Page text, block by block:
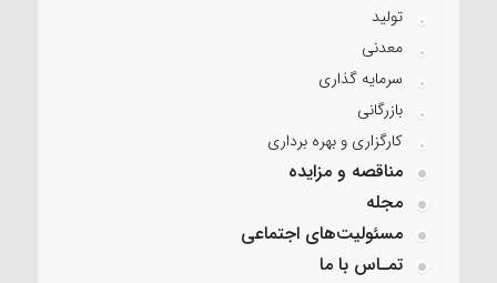
تولید
معدنی
سرمایه گذاری
بازرگانی
کارگزاری و بهره برداری
مناقصه و مزایده
مجله
مسئولیت‌های اجتماعی
تمـاس با ما